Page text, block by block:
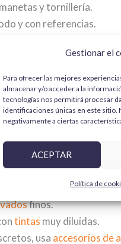
Gestionar el
Para ofrecer las mejores
almacenar y/o acceder a la
tecnologías nos permitirá procesar
identificaciones únicas en este
negativamente a ciertas
ACEPTAR
Política de
y tornillería.
y con referencias.
aplica el color en
blanco (sólidos y
motor y detalles.
mate/satinado para
aportan profundidad:
finos.
tintas muy diluidas.
usa accesorios de